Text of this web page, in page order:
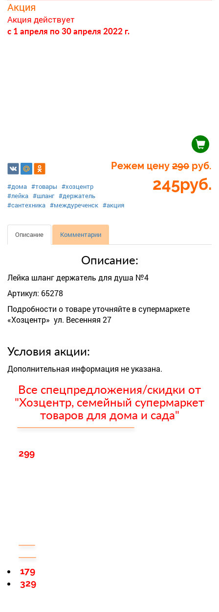
Акция
Акция действует
c 1 апреля по 30 апреля 2022 г.
Режем цену 290 руб.
245руб.
#дома #товары #хозцентр
#лейка #шланг #держатель
#сантехника #междуреченск #акция
Описание Комментарии
Описание:
Лейка шланг держатель для душа №4
Артикул: 65278
Подробности о товаре уточняйте в супермаркете
«Хозцентр» ул. Весенняя 27
Условия акции:
Дополнительная информация не указана.
Все спецпредложения/скидки от
"Хозцентр, семейный супермаркет
товаров для дома и сада"
299
329
179